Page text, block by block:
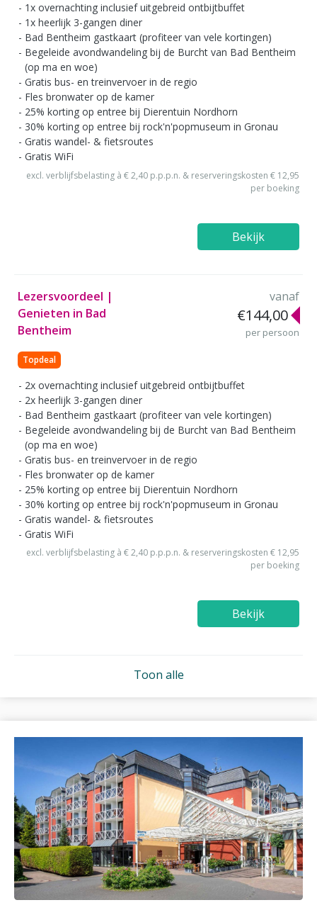
1x overnachting inclusief uitgebreid ontbijtbuffet
1x heerlijk 3-gangen diner
Bad Bentheim gastkaart (profiteer van vele kortingen)
Begeleide avondwandeling bij de Burcht van Bad Bentheim
(op ma en woe)
Gratis bus- en treinvervoer in de regio
Fles bronwater op de kamer
25% korting op entree bij Dierentuin Nordhorn
30% korting op entree bij rock'n'popmuseum in Gronau
Gratis wandel- & fietsroutes
Gratis WiFi
excl. verblijfsbelasting à € 2,40 p.p.p.n. & reserveringskosten € 12,95
per boeking
Bekijk
Lezersvoordeel |
Genieten in Bad
Bentheim
Topdeal
vanaf
€144,00
per persoon
2x overnachting inclusief uitgebreid ontbijtbuffet
2x heerlijk 3-gangen diner
Bad Bentheim gastkaart (profiteer van vele kortingen)
Begeleide avondwandeling bij de Burcht van Bad Bentheim
(op ma en woe)
Gratis bus- en treinvervoer in de regio
Fles bronwater op de kamer
25% korting op entree bij Dierentuin Nordhorn
30% korting op entree bij rock'n'popmuseum in Gronau
Gratis wandel- & fietsroutes
Gratis WiFi
excl. verblijfsbelasting à € 2,40 p.p.p.n. & reserveringskosten € 12,95
per boeking
Bekijk
Toon alle